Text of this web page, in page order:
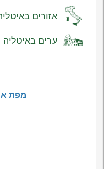
אזורים
ערים באיטליה
מפת